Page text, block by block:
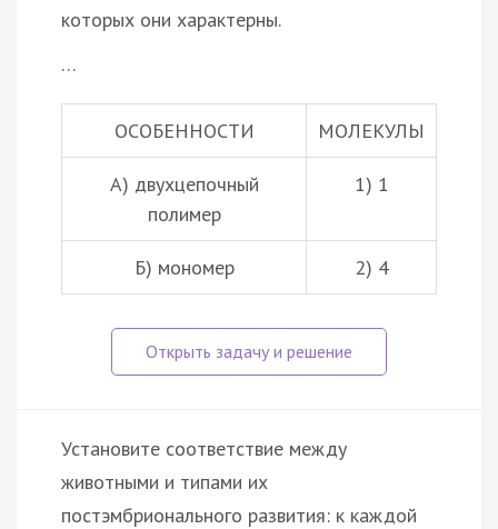
которых они характерны.
…
ОСОБЕННОСТИ МОЛЕКУЛЫ
А) двухцепочный
полимер
1) 1
Б) мономер 2) 4
Установите соответствие между
животными и типами их
постэмбрионального развития: к каждой